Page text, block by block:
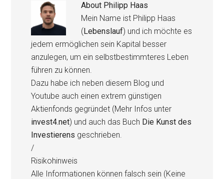
About Philipp Haas
Mein Name ist Philipp Haas
(Lebenslauf) und ich möchte es
jedem ermöglichen sein Kapital besser
anzulegen, um ein selbstbestimmteres Leben
führen zu können.
Dazu habe ich neben diesem Blog und
Youtube auch einen extrem günstigen
Aktienfonds gegründet (Mehr Infos unter
invest4.net) und auch das Buch Die Kunst des
Investierens geschrieben.
/
Risikohinweis
Alle Informationen können falsch sein (Keine